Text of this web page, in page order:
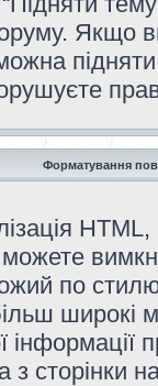
Якщо
Форматування
по
з сторінки